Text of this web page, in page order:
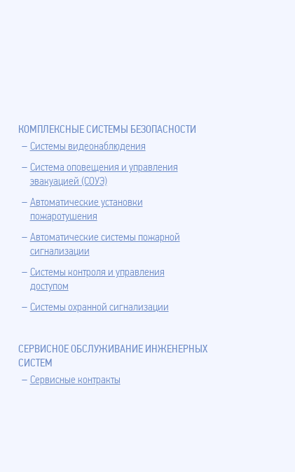
КОМПЛЕКСНЫЕ СИСТЕМЫ БЕЗОПАСНОСТИ
Системы видеонаблюдения
Система оповещения и управления
эвакуацией (СОУЭ)
Автоматические установки
пожаротушения
Автоматические системы пожарной
сигнализации
Системы контроля и управления
доступом
Системы охранной сигнализации
СЕРВИСНОЕ ОБСЛУЖИВАНИЕ ИНЖЕНЕРНЫХ
СИСТЕМ
Сервисные контракты